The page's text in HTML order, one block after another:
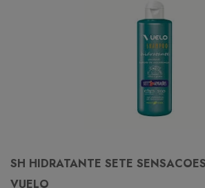
SH HIDRATANTE SETE
VUELO